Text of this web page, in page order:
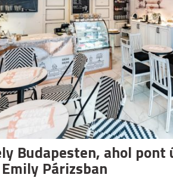
Budapesten, ahol pont
Párizsban